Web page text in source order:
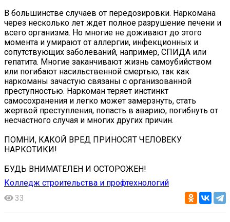
В большинстве случаев от передозировки. Наркомана
через несколько лет ждет полное разрушение печени и
всего организма. Но многие не доживают до этого
момента и умирают от аллергии, инфекционных и
сопутствующих заболеваний, например, СПИДА или
гепатита. Многие заканчивают жизнь самоубийством
или погибают насильственной смертью, так как
наркоманы зачастую связаны с организованной
преступностью. Наркоман теряет инстинкт
самосохранения и легко может замерзнуть, стать
жертвой преступления, попасть в аварию, погибнуть от
несчастного случая и многих других причин.
ПОМНИ, КАКОЙ ВРЕД ПРИНОСЯТ ЧЕЛОВЕКУ
НАРКОТИКИ!
БУДЬ ВНИМАТЕЛЕН И ОСТОРОЖЕН!
Колледж строительства и профтехнологий
33